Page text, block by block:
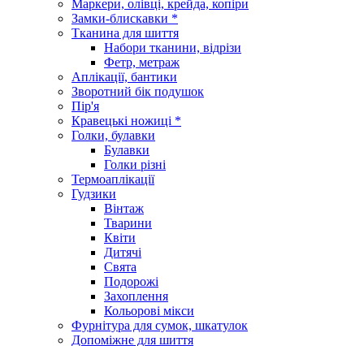
Маркери, олівці, крейда, копіри
Замки-блискавки *
Тканина для шиття
Набори тканини, відрізи
Фетр, метраж
Аплікації, бантики
Зворотний бік подушок
Пір'я
Кравецькі ножиці *
Голки, булавки
Булавки
Голки різні
Термоаплікації
Гудзики
Вінтаж
Тварини
Квіти
Дитячі
Свята
Подорожі
Захоплення
Кольорові мікси
Фурнітура для сумок, шкатулок
Допоміжне для шиття